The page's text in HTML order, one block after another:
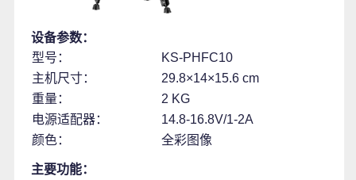
设备参数：
型号：
KS-PHFC10
主机尺寸：
29.8×14×15.6 cm
重量：
2 KG
电源适配器：
14.8-16.8V/1-2A
颜色：
全彩图像
主要功能：